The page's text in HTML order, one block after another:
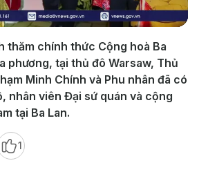
Video
thăm chính thức Cộng hoà Ba
phương, tại thủ đô Warsaw, Thủ
Minh Chính và Phu nhân đã có
nhân viên Đại sứ quán và cộng
tại Ba Lan.
1